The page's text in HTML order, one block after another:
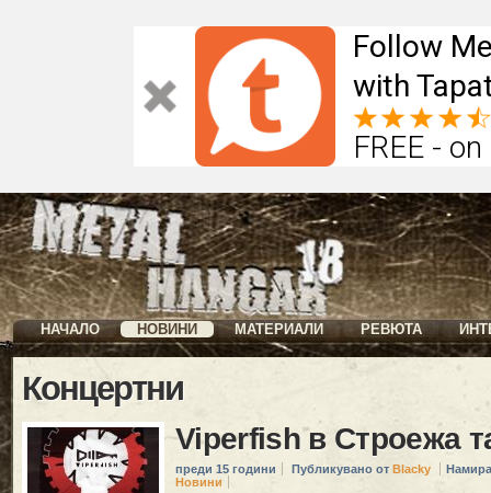
Follow
with
FREE -
НАЧАЛО НОВИНИ МАТЕРИАЛИ РЕВЮТА
Концертни
Viperfish в Строежа
преди 15 години Публикувано от Blacky
Новини